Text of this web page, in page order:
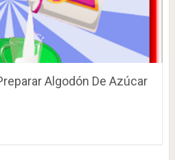
Algodón De Azúcar